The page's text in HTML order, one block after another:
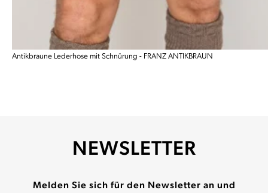
Antikbraune Lederhose mit Schnürung - FRANZ ANTIKBRAUN
NEWSLETTER
Melden Sie sich für den Newsletter an und